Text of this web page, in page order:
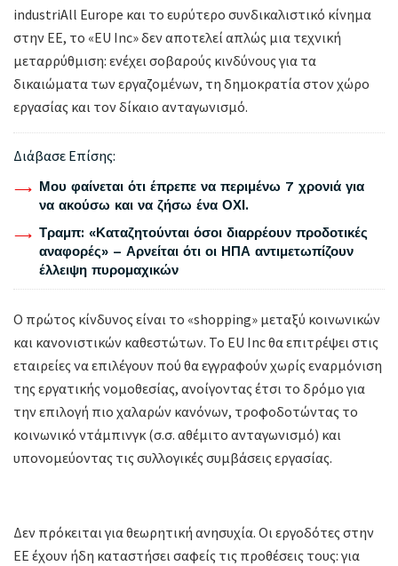
industriAll Europe και το ευρύτερο συνδικαλιστικό κίνημα
στην ΕΕ, το «EU Inc» δεν αποτελεί απλώς μια τεχνική
μεταρρύθμιση: ενέχει σοβαρούς κινδύνους για τα
δικαιώματα των εργαζομένων, τη δημοκρατία στον χώρο
εργασίας και τον δίκαιο ανταγωνισμό.
Διάβασε Επίσης:
Μου φαίνεται ότι έπρεπε να περιμένω 7 χρονιά για
να ακούσω και να ζήσω ένα ΟΧΙ.
Τραμπ: «Καταζητούνται όσοι διαρρέουν προδοτικές
αναφορές» – Αρνείται ότι οι ΗΠΑ αντιμετωπίζουν
έλλειψη πυρομαχικών
Ο πρώτος κίνδυνος είναι το «shopping» μεταξύ κοινωνικών
και κανονιστικών καθεστώτων. Το EU Inc θα επιτρέψει στις
εταιρείες να επιλέγουν πού θα εγγραφούν χωρίς εναρμόνιση
της εργατικής νομοθεσίας, ανοίγοντας έτσι το δρόμο για
την επιλογή πιο χαλαρών κανόνων, τροφοδοτώντας το
κοινωνικό ντάμπινγκ (σ.σ. αθέμιτο ανταγωνισμό) και
υπονομεύοντας τις συλλογικές συμβάσεις εργασίας.
Δεν πρόκειται για θεωρητική ανησυχία. Οι εργοδότες στην
ΕΕ έχουν ήδη καταστήσει σαφείς τις προθέσεις τους: για